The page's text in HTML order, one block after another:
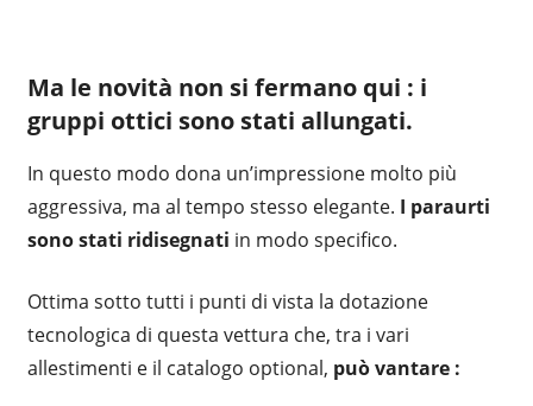
Ma le novità non si fermano qui : i
gruppi ottici sono stati allungati.
In questo modo dona un’impressione molto più
aggressiva, ma al tempo stesso elegante. I paraurti
sono stati ridisegnati in modo specifico.
Ottima sotto tutti i punti di vista la dotazione
tecnologica di questa vettura che, tra i vari
allestimenti e il catalogo optional, può vantare :